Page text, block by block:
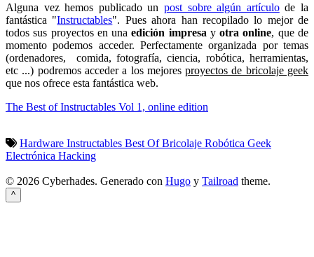
Alguna vez hemos publicado un post sobre algún artículode la
fantástica "Instructables". Pues ahora han recopilado lo mejor de
todos sus proyectos en unaedición impresa yotra online, que de
momento podemos acceder. Perfectamente organizada por temas
(ordenadores, comida, fotografía, ciencia, robótica, herramientas,
etc ...) podremos acceder a los mejoresproyectos de bricolaje geek
que nos ofrece esta fantástica web.
The Best of Instructables Vol 1, online edition
Hardware Instructables Best OfBricolaje Robótica Geek
Electrónica Hacking
© 2026 Cyberhades. Generado con Hugo y Tailroad theme.
^